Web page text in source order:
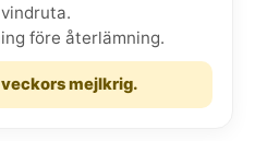
före återlämning.
mejlkrig.